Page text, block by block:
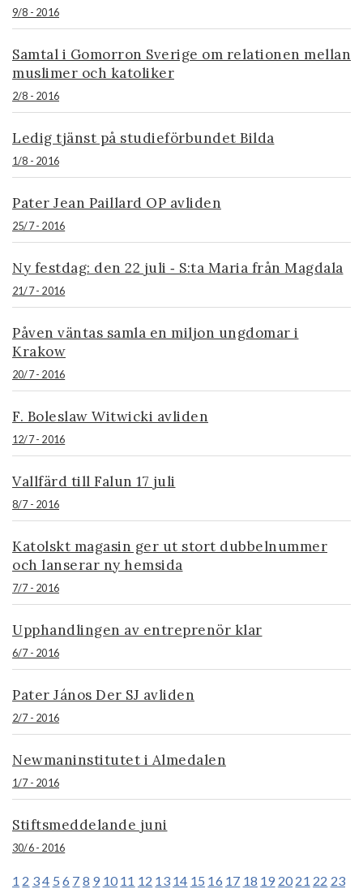
9/8 - 2016
Samtal i Gomorron Sverige om relationen mellan
muslimer och katoliker
2/8 - 2016
Ledig tjänst på studieförbundet Bilda
1/8 - 2016
Pater Jean Paillard OP avliden
25/7 - 2016
Ny festdag: den 22 juli ‐ S:ta Maria från Magdala
21/7 - 2016
Påven väntas samla en miljon ungdomar i
Krakow
20/7 - 2016
F. Boleslaw Witwicki avliden
12/7 - 2016
Vallfärd till Falun 17 juli
8/7 - 2016
Katolskt magasin ger ut stort dubbelnummer
och lanserar ny hemsida
7/7 - 2016
Upphandlingen av entreprenör klar
6/7 - 2016
Pater János Der SJ avliden
2/7 - 2016
Newmaninstitutet i Almedalen
1/7 - 2016
Stiftsmeddelande juni
30/6 - 2016
1 2 34 5 6 7 8 9 10 11 12 13 14 15 16 17 18 19 20 21 22 23